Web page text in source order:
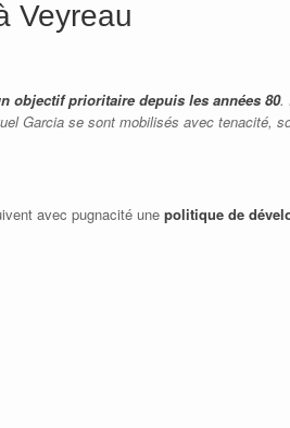
Veyreau
objectif prioritaire depuis les années 80.
Garcia se sont mobilisés avec tenacité,
avec pugnacité une politique de